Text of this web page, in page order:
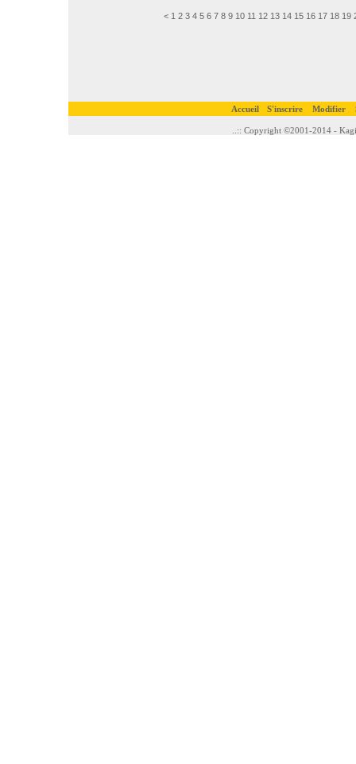
< 1 2 3 4 5 6 7 8 9 10 11 12 13 14 15 16 17 18 19
Accueil S'inscrire Modifier
..:: Copyright ©2001-2014 -